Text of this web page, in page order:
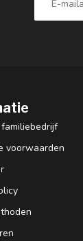
voorwaarden